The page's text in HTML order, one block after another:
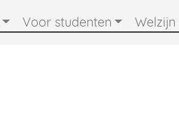
Voor studenten Welzijn